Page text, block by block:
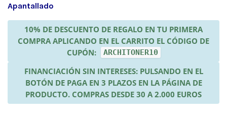
Apantallado
10% DE DESCUENTO DE REGALO EN TU PRIMERA
COMPRA APLICANDO EN EL CARRITO EL CÓDIGO DE
CUPÓN:
ARCHITONER10
FINANCIACIÓN SIN INTERESES: PULSANDO EN EL
BOTÓN DE PAGA EN 3 PLAZOS EN LA PÁGINA DE
PRODUCTO. COMPRAS DESDE 30 A 2.000 EUROS